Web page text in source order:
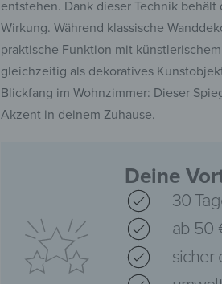
entstehen. Dank dieser Technik
Wirkung. Während klassische
praktische Funktion mit
gleichzeitig als dekoratives
Blickfang im Wohnzimmer: Dieser
Akzent in deinem Zuhause.
Deine
30
ab 50
sicher